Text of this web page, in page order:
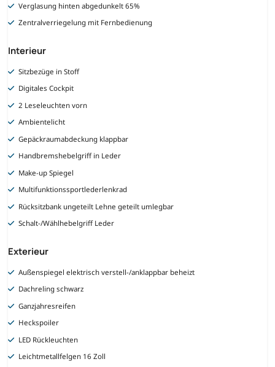
Verglasung hinten abgedunkelt 65%
Zentralverriegelung mit Fernbedienung
Interieur
Sitzbezüge in Stoff
Digitales Cockpit
2 Leseleuchten vorn
Ambientelicht
Gepäckraumabdeckung klappbar
Handbremshebelgriff in Leder
Make-up Spiegel
Multifunktionssportlederlenkrad
Rücksitzbank ungeteilt Lehne geteilt umlegbar
Schalt-/Wählhebelgriff Leder
Exterieur
Außenspiegel elektrisch verstell-/anklappbar beheizt
Dachreling schwarz
Ganzjahresreifen
Heckspoiler
LED Rückleuchten
Leichtmetallfelgen 16 Zoll